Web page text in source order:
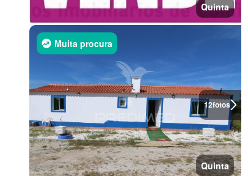
Quinta
12fotos
Muita procura
Quinta